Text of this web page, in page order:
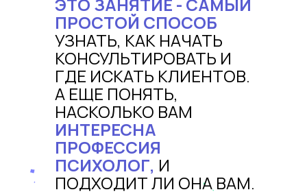
ПРОСТОЙ СПОСОБ
УЗНАТЬ, КАК НАЧАТЬ
КОНСУЛЬТИРОВАТЬ И
ГДЕ ИСКАТЬ КЛИЕНТОВ.
А ЕЩЕ ПОНЯТЬ,
НАСКОЛЬКО ВАМ
ИНТЕРЕСНА
ПРОФЕССИЯ
ПСИХОЛОГ, И
ПОДХОДИТ ЛИ ОНА ВАМ.